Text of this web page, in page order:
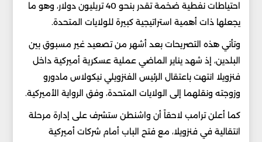
احتياطات نفطية ضخمة تقدر بنحو 40 تريليون دولار، وهو ما
يجعلها ذات أهمية استراتيجية كبيرة للولايات المتحدة.
وتأتي هذه التصريحات بعد أشهر من تصعيد غير مسبوق بين
البلدين، إذ شهد يناير الماضي عملية عسكرية أميركية داخل
فنزويلا انتهت باعتقال الرئيس الفنزويلي نيكولاس مادورو
وزوجته ونقلهما إلى الولايات المتحدة، وفق الرواية الأميركية.
كما أعلن ترامب لاحقاً أن واشنطن ستشرف على إدارة مرحلة
انتقالية في فنزويلا، مع فتح الباب أمام شركات أميركية